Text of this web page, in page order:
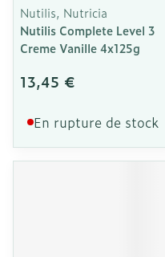
Nutilis, Nutricia
Nutilis Complete Level 3
Creme Vanille 4x125g
13,45 €
En rupture de stock